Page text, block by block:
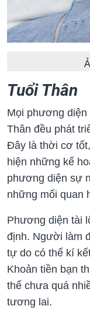
Tuổi Thân
Mọi phương
Thân đều phát
Đây là thời cơ
hiện những kế
phương diện sự
những mối quan
Phương diện tài
định. Người làm
tự do có thể kí
Khoản tiền bạn
thể chưa quá
tương lai.